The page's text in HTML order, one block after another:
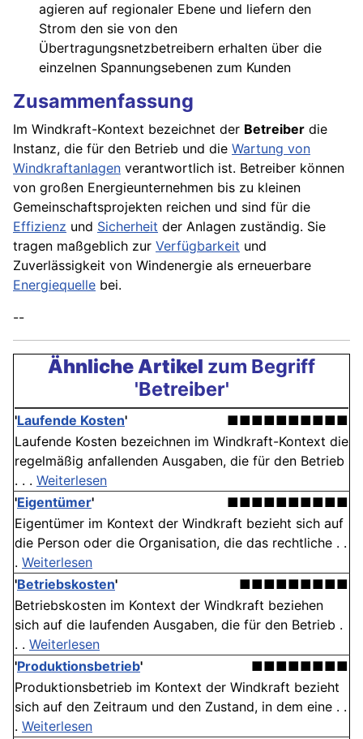
agieren auf regionaler Ebene und liefern den
Strom den sie von den
Übertragungsnetzbetreibern erhalten über die
einzelnen Spannungsebenen zum Kunden
Zusammenfassung
Im Windkraft-Kontext bezeichnet der Betreiber die
Instanz, die für den Betrieb und die Wartung von
Windkraftanlagen verantwortlich ist. Betreiber können
von großen Energieunternehmen bis zu kleinen
Gemeinschaftsprojekten reichen und sind für die
Effizienz und Sicherheit der Anlagen zuständig. Sie
tragen maßgeblich zur Verfügbarkeit und
Zuverlässigkeit von Windenergie als erneuerbare
Energiequelle bei.
--
Ähnliche Artikel zum Begriff
'Betreiber'
'Laufende Kosten'
■■■■■■■■■■
Laufende Kosten bezeichnen im Windkraft-Kontext die
regelmäßig anfallenden Ausgaben, die für den Betrieb
. . . Weiterlesen
'Eigentümer'
■■■■■■■■■■
Eigentümer im Kontext der Windkraft bezieht sich auf
die Person oder die Organisation, die das rechtliche . .
. Weiterlesen
'Betriebskosten'
■■■■■■■■■
Betriebskosten im Kontext der Windkraft beziehen
sich auf die laufenden Ausgaben, die für den Betrieb .
. . Weiterlesen
'Produktionsbetrieb'
■■■■■■■■
Produktionsbetrieb im Kontext der Windkraft bezieht
sich auf den Zeitraum und den Zustand, in dem eine . .
. Weiterlesen